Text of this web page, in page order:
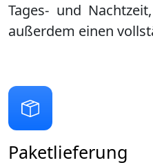
Paketlieferung
Tages- und
außerdem einen